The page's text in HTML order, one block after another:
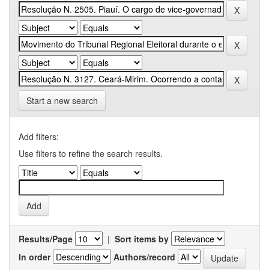
Start a new search
Add filters:
Use filters to refine the search results.
Results/Page | Sort items by
In order
Authors/record